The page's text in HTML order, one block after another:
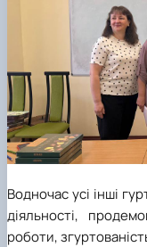
Водночас усі інші
діяльності,
роботи,